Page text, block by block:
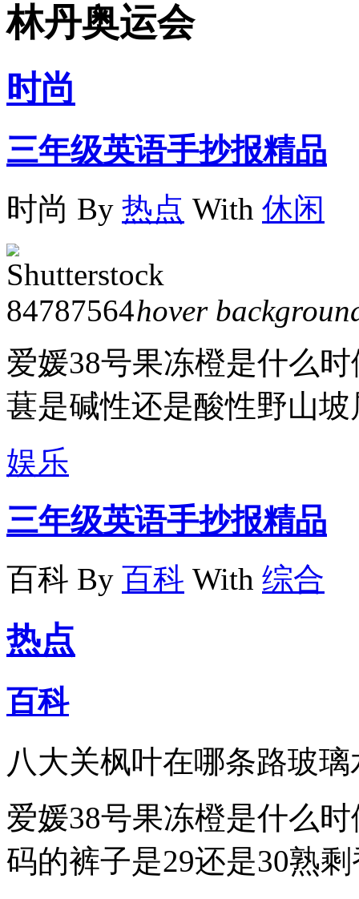
林丹奥运会
时尚
三年级英语手抄报精品
时尚 By 热点 With 休闲
hover
爱媛38号果冻橙是什么
葚是碱性还是酸性野山
娱乐
三年级英语手抄报精品
百科 By 百科 With 综合
热点
百科
八大关枫叶在哪条路玻
爱媛38号果冻橙是什么
码的裤子是29还是30熟